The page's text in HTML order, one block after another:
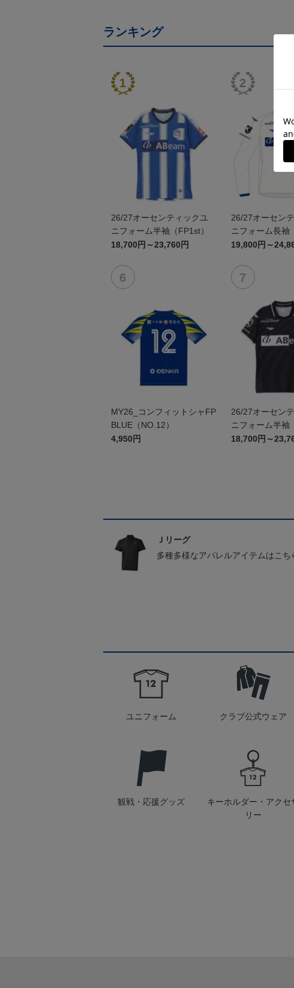
ランキング
26/27オーセンティックユ
ニフォーム半袖（FP1st）
18,700円～23,760円
26/27オーセン
ニフォーム長袖
19,800円～
MY26_コンフィットシャFP
BLUE（NO.12）
4,950円
26/27オーセン
ニフォーム半袖
18,700円～
Ｊリーグ
多種多様なアパレルアイテムはこち
ユニフォーム クラブ公式ウェア
観戦・応援グッズ
キーホルダー・アクセ
リー